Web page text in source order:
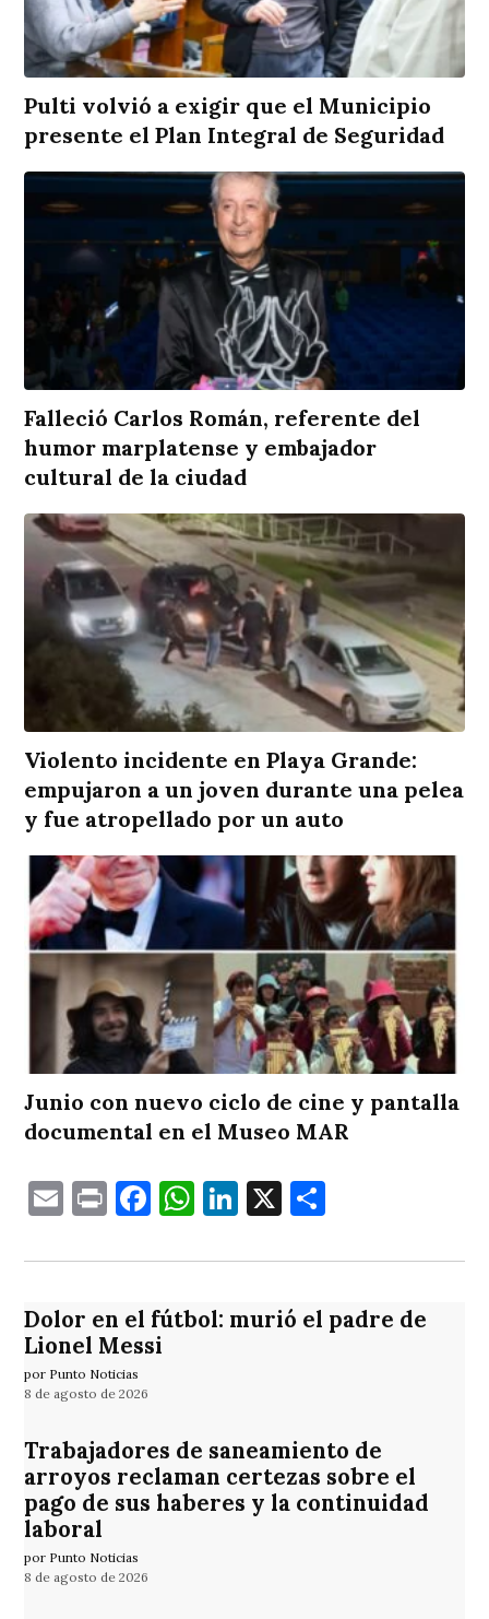
Pulti volvió a exigir que el Municipio
presente el Plan Integral de Seguridad
Falleció Carlos Román, referente del
humor marplatense y embajador
cultural de la ciudad
Violento incidente en Playa Grande:
empujaron a un joven durante una pelea
y fue atropellado por un auto
Junio con nuevo ciclo de cine y pantalla
documental en el Museo MAR
EmailPrintFacebook
WhatsApp
LinkedIn
X
Dolor en el fútbol: murió el padre de
Lionel Messi
por Punto Noticias
8 de agosto de 2026
Trabajadores de saneamiento de
arroyos reclaman certezas sobre el
pago de sus haberes y la continuidad
laboral
por Punto Noticias
8 de agosto de 2026